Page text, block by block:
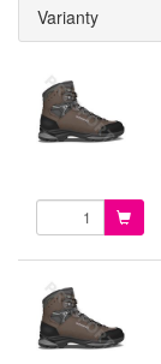
Varianty